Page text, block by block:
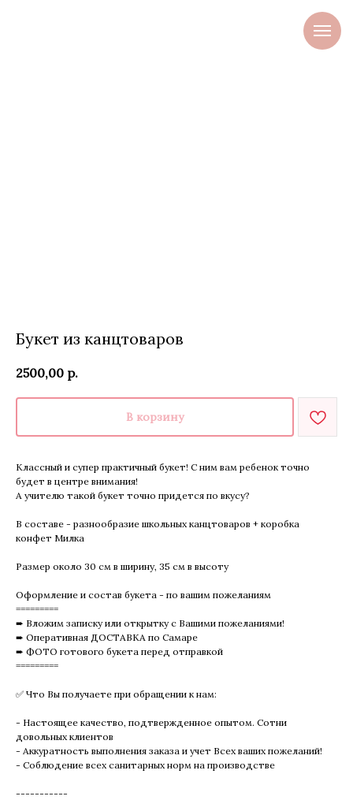
Букет из канцтоваров
2500,00 р.
В корзину
Классный и супер практичный букет! С ним вам ребенок точно
будет в центре внимания!
А учителю такой букет точно придется по вкусу?
В составе - разнообразие школьных канцтоваров + коробка
конфет Милка
Размер около 30 см в ширину, 35 см в высоту
Оформление и состав букета - по вашим пожеланиям
=========
➨ Вложим записку или открытку с Вашими пожеланиями!
➨ Оперативная ДОСТАВКА по Самаре
➨ ФОТО готового букета перед отправкой
=========
✅ Что Вы получаете при обращении к нам:
- Настоящее качество, подтвержденное опытом. Сотни
довольных клиентов
- Аккуратность выполнения заказа и учет Всех ваших пожеланий!
- Соблюдение всех санитарных норм на производстве
-----------